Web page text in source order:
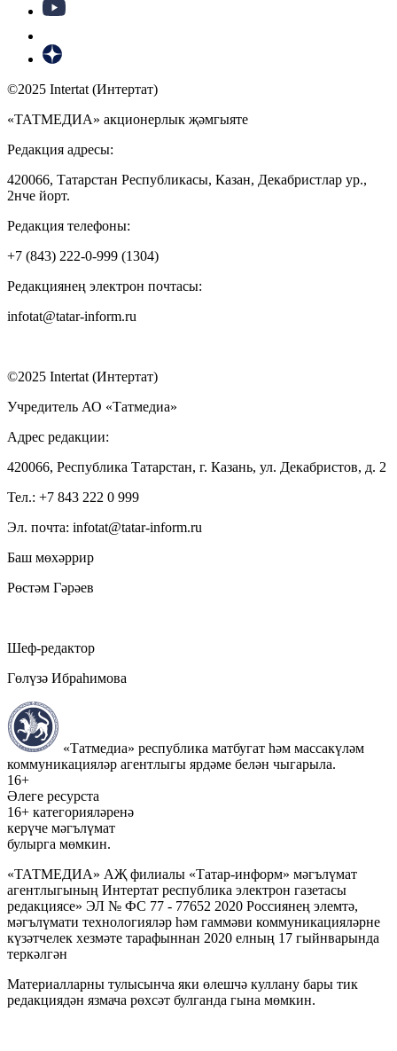
©2025 Intertat (Интертат)
«ТАТМЕДИА» акционерлык җәмгыяте
Редакция адресы:
420066, Татарстан Республикасы, Казан, Декабристлар ур.,
2нче йорт.
Редакция телефоны:
+7 (843) 222-0-999 (1304)
Редакциянең электрон почтасы:
infotat@tatar-inform.ru
©2025 Intertat (Интертат)
Учредитель АО «Татмедиа»
Адрес редакции:
420066, Республика Татарстан, г. Казань, ул. Декабристов, д. 2
Тел.: +7 843 222 0 999
Эл. почта: infotat@tatar-inform.ru
Баш мөхәррир
Рөстәм Гәрәев
Шеф-редактор
Гөлүзә Ибраһимова
«Татмедиа» республика матбугат һәм массакүләм
коммуникацияләр агентлыгы ярдәме белән чыгарыла.
16+
Әлеге ресурста
16+ категорияләренә
керүче мәгълүмат
булырга мөмкин.
«ТАТМЕДИА» АҖ филиалы «Татар-информ» мәгълүмат
агентлыгының Интертат республика электрон газетасы
редакциясе» ЭЛ № ФС 77 - 77652 2020 Россиянең элемтә,
мәгълүмати технологияләр һәм гаммәви коммуникацияләрне
күзәтчелек хезмәте тарафыннан 2020 елның 17 гыйнварында
теркәлгән
Материалларны тулысынча яки өлешчә куллану бары тик
редакциядән язмача рөхсәт булганда гына мөмкин.